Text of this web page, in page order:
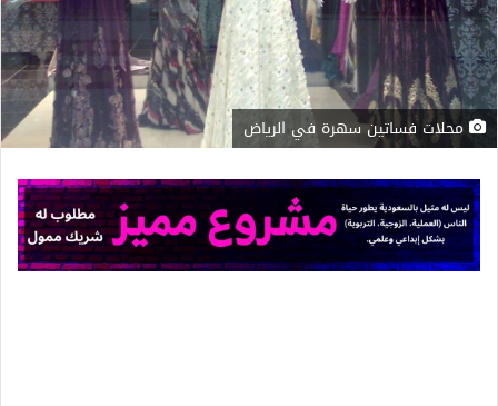
محلات فساتين سهرة في الرياض